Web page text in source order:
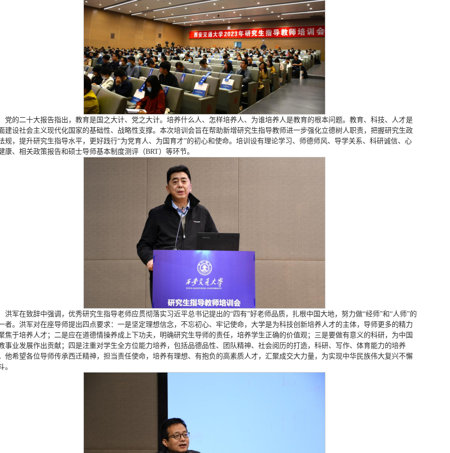
党的二十大报告指出，教育是国之大计、党之大计。培养什么人、怎样培养人、为谁培养人是教育的根本问题。教育、科技、人才是
建设社会主义现代化国家的基础性、战略性支撑。本次培训会旨在帮助新增研究生指导教师进一步强化立德树人职责，把握研究生政
规，提升研究生指导水平，更好践行“为党育人、为国育才”的初心和使命。培训设有理论学习、师德师风、导学关系、科研诚信、心
康、相关政策报告和硕士导师基本制度测评（BRT）等环节。
洪军在致辞中强调，优秀研究生指导老师应贯彻落实习近平总书记提出的“四有”好老师品质，扎根中国大地，努力做“经师”和“人师”的
者。洪军对在座导师提出四点要求：一是坚定理想信念，不忘初心、牢记使命，大学是为科技创新培养人才的主体，导师更多的精力
焦于培养人才；二是应在道德情操养成上下功夫，明确研究生导师的责任，培养学生正确的价值观；三是要做有意义的科研，为中国
事业发展作出贡献；四是注重对学生全方位能力培养，包括品德品性、团队精神、社会阅历的打造，科研、写作、体育能力的培养
他希望各位导师传承西迁精神，担当责任使命，培养有理想、有抱负的高素质人才，汇聚成交大力量，为实现中华民族伟大复兴不懈
。